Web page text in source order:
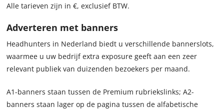
Alle tarieven zijn in €, exclusief BTW.
Adverteren met banners
Headhunters in Nederland biedt u verschillende bannerslots,
waarmee u uw bedrijf extra exposure geeft aan een zeer
relevant publiek van duizenden bezoekers per maand.
A1-banners staan tussen de Premium rubriekslinks; A2-
banners staan lager op de pagina tussen de alfabetische